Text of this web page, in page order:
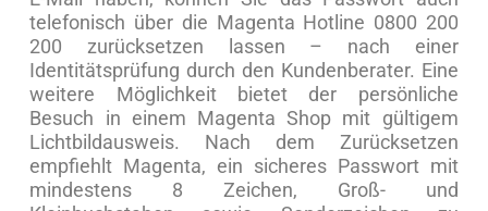
telefonisch über die Magenta Hotline 0800 200
200 zurücksetzen lassen – nach einer
Identitätsprüfung durch den Kundenberater. Eine
weitere Möglichkeit bietet der persönliche
Besuch in einem Magenta Shop mit gültigem
Lichtbildausweis. Nach dem Zurücksetzen
empfiehlt Magenta, ein sicheres Passwort mit
mindestens 8 Zeichen, Groß- und